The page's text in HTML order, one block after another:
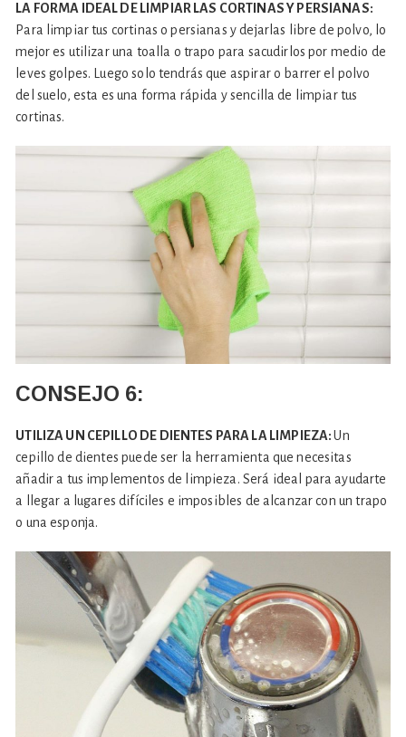
LA FORMA IDEAL DE LIMPIAR LAS CORTINAS Y PERSIANAS:
Para limpiar tus cortinas o persianas y dejarlas libre de polvo, lo
mejor es utilizar una toalla o trapo para sacudirlos por medio de
leves golpes. Luego solo tendrás que aspirar o barrer el polvo
del suelo, esta es una forma rápida y sencilla de limpiar tus
cortinas.
CONSEJO 6:
UTILIZA UN CEPILLO DE DIENTES PARA LA LIMPIEZA:Un
cepillo de dientes puede ser la herramienta que necesitas
añadir a tus implementos de limpieza. Será ideal para ayudarte
a llegar a lugares difíciles e imposibles de alcanzar con un trapo
o una esponja.